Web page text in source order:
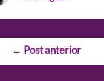
Navegação
← Post anterior